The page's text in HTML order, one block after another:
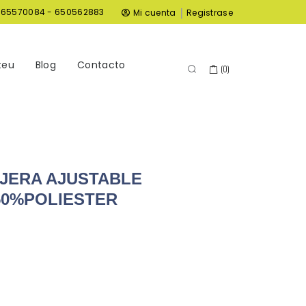
- 650562883 Mi cuenta | Registrase
Blog Contacto (0)
AJUSTABLE